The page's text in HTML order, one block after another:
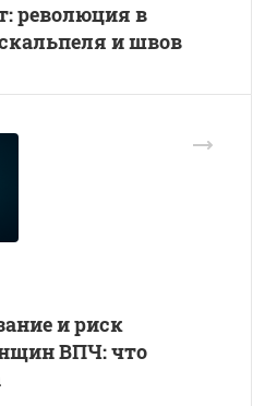
революция в
и швов
и риск
ВПЧ: что